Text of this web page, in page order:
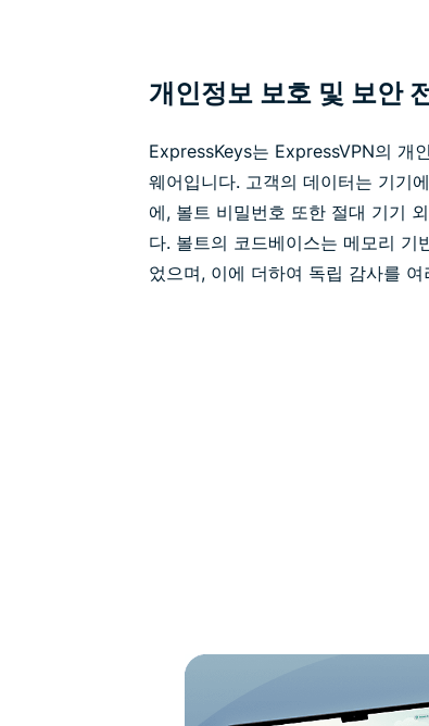
개인정보 보호 및 보안
ExpressKeys는 ExpressVPN의 개
웨어입니다. 고객의 데이터는 기기
에, 볼트 비밀번호 또한 절대 기기
다. 볼트의 코드베이스는 메모리 기
었으며, 이에 더하여 독립 감사를